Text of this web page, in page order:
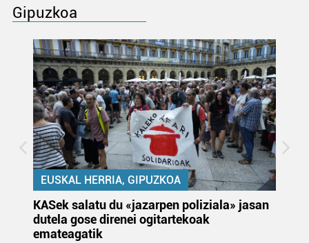
Gipuzkoa
EUSKAL HERRIA, GIPUZKOA
KASek salatu du «jazarpen poliziala» jasan
dutela gose direnei ogitartekoak
emateagatik